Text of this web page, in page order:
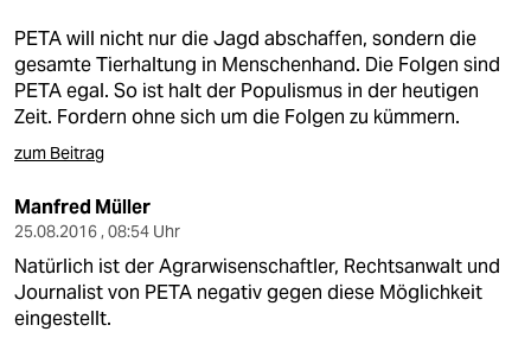
PETA will nicht nur die Jagd abschaffen, sondern die
gesamte Tierhaltung in Menschenhand. Die Folgen sind
PETA egal. So ist halt der Populismus in der heutigen
Zeit. Fordern ohne sich um die Folgen zu kümmern.
zum Beitrag
Manfred Müller
25.08.2016 , 08:54 Uhr
Natürlich ist der Agrarwisenschaftler, Rechtsanwalt und
Journalist von PETA negativ gegen diese Möglichkeit
eingestellt.